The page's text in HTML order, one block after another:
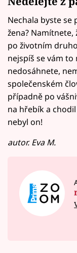
Nechala byste se
žena?
po životním
nejspíš se vám
nedosáhnete,
společenském
případně po
na hřebík a
nebyl on!
autor. Eva M.